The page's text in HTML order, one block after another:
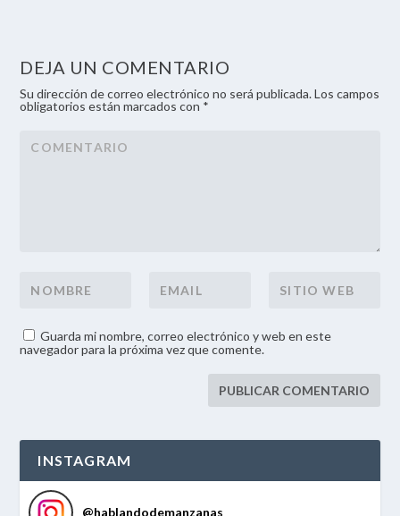
DEJA UN COMENTARIO
Su dirección de correo electrónico no será publicada. Los campos
obligatorios están marcados con *
Guarda mi nombre, correo electrónico y web en este
navegador para la próxima vez que comente.
INSTAGRAM
@hablandodemanzanas